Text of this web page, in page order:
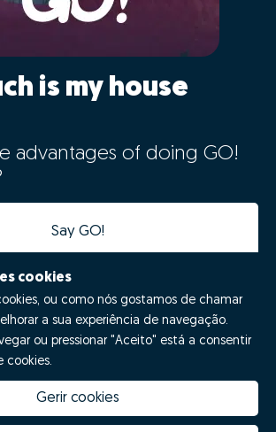
is my house
advantages of doing GO!
Say GO!
worth Zome Innovation
Hubs Zome
cookies
ou como nós gostamos de chamar
a sua experiência de navegação.
ou pressionar "Aceito" está a consentir
cookies.
Gerir cookies